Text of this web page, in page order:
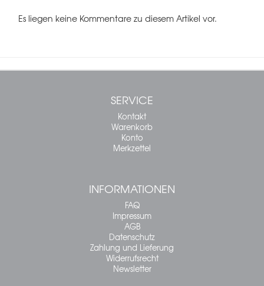
Es liegen keine Kommentare zu diesem Artikel vor.
SERVICE
Kontakt
Warenkorb
Konto
Merkzettel
INFORMATIONEN
FAQ
Impressum
AGB
Datenschutz
Zahlung und Lieferung
Widerrufsrecht
Newsletter